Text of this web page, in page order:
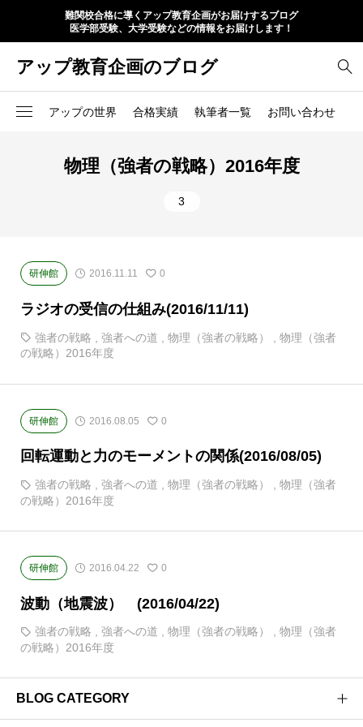
難関校合格に導くアップ教育企画がお届けするブログ
医学部受験、大学受験などの情報をお届けします！
アップ教育企画のブログ
アップの世界 合格実績 執筆者一覧 お問い合わせ
物理（強者の戦略）2016年度
3
研伸館 2016.11.11 0
ラジオの受信の仕組み(2016/11/11)
強者の戦略 強者への道 物理（強者の戦略）
物理（強者
の戦略）2016年度
研伸館 2016.08.05 0
回転運動と力のモーメントの関係(2016/08/05)
強者の戦略 強者への道 物理（強者の戦略）
物理（強者
の戦略）2016年度
研伸館 2016.04.22 0
波動（地震波） (2016/04/22)
強者の戦略 , 強者への道 , 物理（強者の戦略） , 物理（強者
の戦略）2016年度
BLOG CATEGORY